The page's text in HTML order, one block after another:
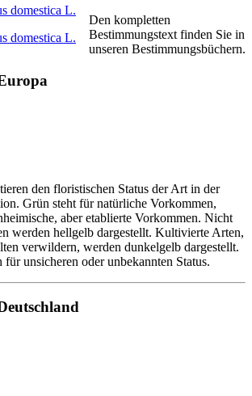
Den kompletten
Bestimmungstext finden Sie in
unseren Bestimmungsbüchern.
den floristischen Status der Art in der
Grün steht für natürliche Vorkommen,
aber etablierte Vorkommen. Nicht
werden hellgelb dargestellt. Kultivierte Arten,
verwildern, werden dunkelgelb dargestellt.
für unsicheren oder unbekannten Status.